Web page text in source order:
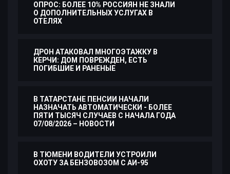
ОПРОС: БОЛЕЕ 10% РОССИЯН НЕ ЗНАЛИ
О ДОПОЛНИТЕЛЬНЫХ УСЛУГАХ В
ОТЕЛЯХ
ДРОН АТАКОВАЛ МНОГОЭТАЖКУ В
КЕРЧИ: ДОМ ПОВРЕЖДЕН, ЕСТЬ
ПОГИБШИЕ И РАНЕНЫЕ
В ТАТАРСТАНЕ ПЕНСИИ НАЧАЛИ
НАЗНАЧАТЬ АВТОМАТИЧЕСКИ - БОЛЕЕ
ПЯТИ ТЫСЯЧ СЛУЧАЕВ С НАЧАЛА ГОДА
07/08/2026 – НОВОСТИ
В ТЮМЕНИ ВОДИТЕЛИ УСТРОИЛИ
ОХОТУ ЗА БЕНЗОВОЗОМ С АИ-95